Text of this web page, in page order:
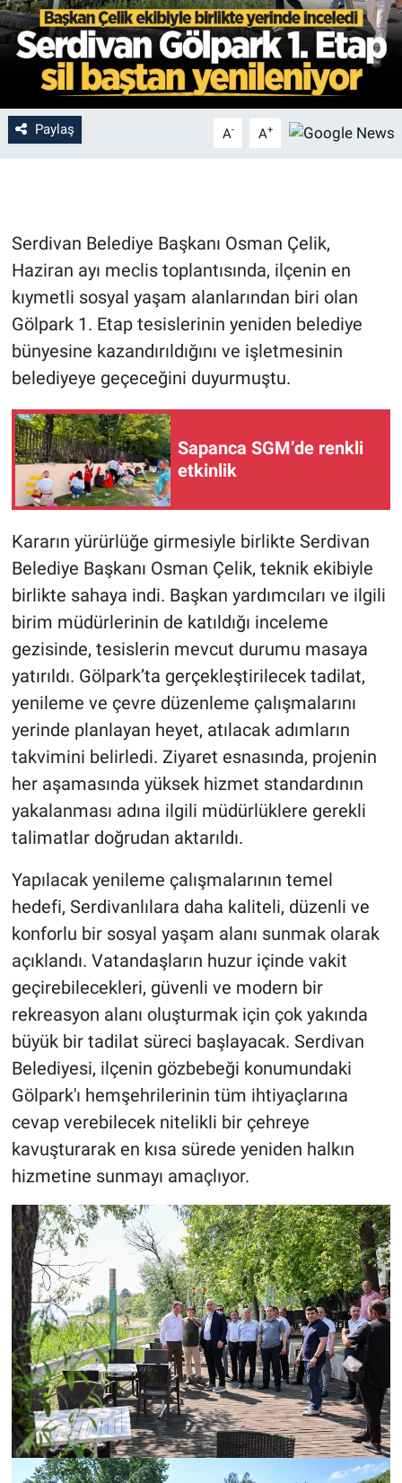
Paylaş A- A+
Serdivan Belediye Başkanı Osman Çelik,
Haziran ayı meclis toplantısında, ilçenin en
kıymetli sosyal yaşam alanlarından biri olan
Gölpark 1. Etap tesislerinin yeniden belediye
bünyesine kazandırıldığını ve işletmesinin
belediyeye geçeceğini duyurmuştu.
Sapanca SGM’de renkli
etkinlik
Kararın yürürlüğe girmesiyle birlikte Serdivan
Belediye Başkanı Osman Çelik, teknik ekibiyle
birlikte sahaya indi. Başkan yardımcıları ve ilgili
birim müdürlerinin de katıldığı inceleme
gezisinde, tesislerin mevcut durumu masaya
yatırıldı. Gölpark’ta gerçekleştirilecek tadilat,
yenileme ve çevre düzenleme çalışmalarını
yerinde planlayan heyet, atılacak adımların
takvimini belirledi. Ziyaret esnasında, projenin
her aşamasında yüksek hizmet standardının
yakalanması adına ilgili müdürlüklere gerekli
talimatlar doğrudan aktarıldı.
Yapılacak yenileme çalışmalarının temel
hedefi, Serdivanlılara daha kaliteli, düzenli ve
konforlu bir sosyal yaşam alanı sunmak olarak
açıklandı. Vatandaşların huzur içinde vakit
geçirebilecekleri, güvenli ve modern bir
rekreasyon alanı oluşturmak için çok yakında
büyük bir tadilat süreci başlayacak. Serdivan
Belediyesi, ilçenin gözbebeği konumundaki
Gölpark'ı hemşehrilerinin tüm ihtiyaçlarına
cevap verebilecek nitelikli bir çehreye
kavuşturarak en kısa sürede yeniden halkın
hizmetine sunmayı amaçlıyor.